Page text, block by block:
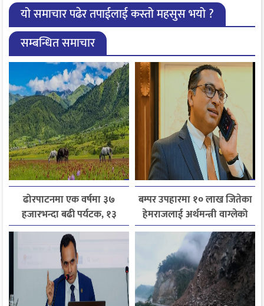
यो समाचार पढेर तपाईलाई कस्तो महसुस भयो ?
सम्बन्धित समाचार
ढोरपाटनमा एक वर्षमा ३७
हजारभन्दा बढी पर्यटक, १३
हजारले बढ्यो आगमन
बम्पर उपहारमा १० लाख जितेका
हेमराजलाई अर्थमन्त्री वाग्लेको
फोन, रुपन्देहीकी सपनाले
जितिन् एक लाख